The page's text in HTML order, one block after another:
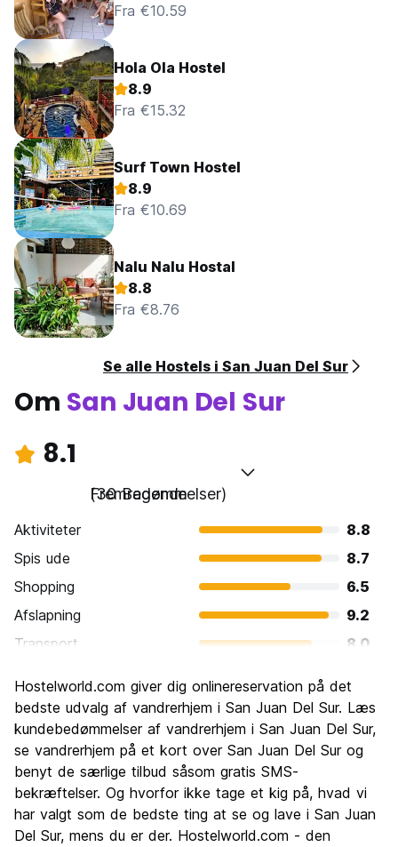
Fra €10.59
Hola Ola Hostel
8.9
Fra €15.32
Surf Town Hostel
8.9
Fra €10.69
Nalu Nalu Hostal
8.8
Fra €8.76
Se alle Hostels i San Juan Del Sur
Om San Juan Del Sur
8.1
Fremragende
(30 Bedømmelser)
Aktiviteter
8.8
Spis ude
8.7
Shopping
6.5
Afslapning
9.2
Transport
8.0
Kultur
7.3
Fester
8.9
Værdi for pengene
8.6
Hostelworld.com giver dig onlinereservation på det
bedste udvalg af vandrerhjem i San Juan Del Sur. Læs
kundebedømmelser af vandrerhjem i San Juan Del Sur,
se vandrerhjem på et kort over San Juan Del Sur og
benyt de særlige tilbud såsom gratis SMS-
bekræftelser. Og hvorfor ikke tage et kig på, hvad vi
har valgt som de bedste ting at se og lave i San Juan
Del Sur, mens du er der. Hostelworld.com - den